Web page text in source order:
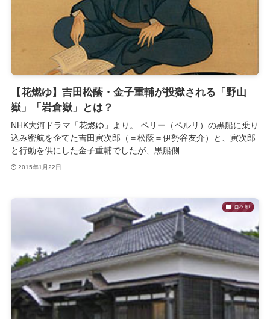
【花燃ゆ】吉田松蔭・金子重輔が投獄される「野山
嶽」「岩倉嶽」とは？
NHK大河ドラマ「花燃ゆ」より。 ペリー（ペルリ）の黒船に乗り
込み密航を企てた吉田寅次郎（＝松蔭＝伊勢谷友介）と、寅次郎
と行動を供にした金子重輔でしたが、黒船側...
2015年1月22日
ロケ地